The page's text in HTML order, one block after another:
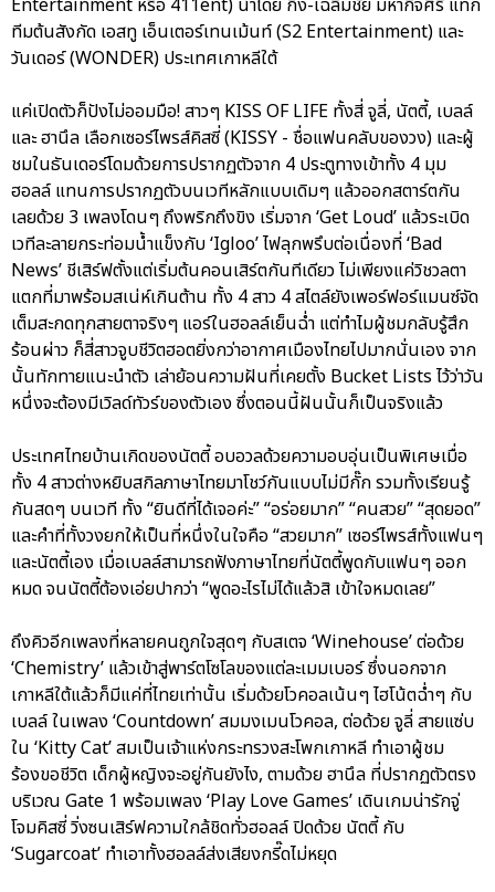
ทีมต้นสังกัด เอสทู เอ็นเตอร์เทนเม้นท์ (S2 Entertainment) และ
วันเดอร์ (WONDER) ประเทศเกาหลีใต้
แค่เปิดตัวก็ปังไม่ออมมือ! สาวๆ KISS OF LIFE ทั้งสี่ จูลี่, นัตตี้, เบลล์
และ ฮานึล เลือกเซอร์ไพรส์คิสซี่ (KISSY - ชื่อแฟนคลับของวง) และผู้
ชมในธันเดอร์โดมด้วยการปรากฏตัวจาก 4 ประตูทางเข้าทั้ง 4 มุม
ฮอลล์ แทนการปรากฏตัวบนเวทีหลักแบบเดิมๆ แล้วออกสตาร์ตกัน
เลยด้วย 3 เพลงโดนๆ ถึงพริกถึงขิง เริ่มจาก ‘Get Loud’ แล้วระเบิด
เวทีละลายกระท่อมน้ำแข็งกับ ‘Igloo’ ไฟลุกพรึบต่อเนื่องที่ ‘Bad
News’ ชีเสิร์ฟตั้งแต่เริ่มต้นคอนเสิร์ตกันทีเดียว ไม่เพียงแค่วิชวลตา
แตกที่มาพร้อมสเน่ห์เกินต้าน ทั้ง 4 สาว 4 สไตล์ยังเพอร์ฟอร์แมนซ์จัด
เต็มสะกดทุกสายตาจริงๆ แอร์ในฮอลล์เย็นฉ่ำ แต่ทำไมผู้ชมกลับรู้สึก
ร้อนผ่าว ก็สี่สาวจูบชีวิตฮอตยิ่งกว่าอากาศเมืองไทยไปมากนั่นเอง จาก
นั้นทักทายแนะนำตัว เล่าย้อนความฝันที่เคยตั้ง Bucket Lists ไว้ว่าวัน
หนึ่งจะต้องมีเวิลด์ทัวร์ของตัวเอง ซึ่งตอนนี้ฝันนั้นก็เป็นจริงแล้ว
ประเทศไทยบ้านเกิดของนัตตี้ อบอวลด้วยความอบอุ่นเป็นพิเศษเมื่อ
ทั้ง 4 สาวต่างหยิบสกิลภาษาไทยมาโชว์กันแบบไม่มีกั๊ก รวมทั้งเรียนรู้
กันสดๆ บนเวที ทั้ง “ยินดีที่ได้เจอค่ะ” “อร่อยมาก” “คนสวย” “สุดยอด”
และคำที่ทั้งวงยกให้เป็นที่หนึ่งในใจคือ “สวยมาก” เซอร์ไพรส์ทั้งแฟนๆ
และนัตตี้เอง เมื่อเบลล์สามารถฟังภาษาไทยที่นัตตี้พูดกับแฟนๆ ออก
หมด จนนัตตี้ต้องเอ่ยปากว่า “พูดอะไรไม่ได้แล้วสิ เข้าใจหมดเลย”
ถึงคิวอีกเพลงที่หลายคนถูกใจสุดๆ กับสเตจ ‘Winehouse’ ต่อด้วย
‘Chemistry’ แล้วเข้าสู่พาร์ตโซโลของแต่ละเมมเบอร์ ซึ่งนอกจาก
เกาหลีใต้แล้วก็มีแค่ที่ไทยเท่านั้น เริ่มด้วยโวคอลเน้นๆ ไฮโน้ตฉ่ำๆ กับ
เบลล์ ในเพลง ‘Countdown’ สมมงเมนโวคอล, ต่อด้วย จูลี่ สายแซ่บ
ใน ‘Kitty Cat’ สมเป็นเจ้าแห่งกระทรวงสะโพกเกาหลี ทำเอาผู้ชม
ร้องขอชีวิต เด็กผู้หญิงจะอยู่กันยังไง, ตามด้วย ฮานึล ที่ปรากฏตัวตรง
บริเวณ Gate 1 พร้อมเพลง ‘Play Love Games’ เดินเกมน่ารักจู่
โจมคิสซี่ วิ่งซนเสิร์ฟความใกล้ชิดทั่วฮอลล์ ปิดด้วย นัตตี้ กับ
‘Sugarcoat’ ทำเอาทั้งฮอลล์ส่งเสียงกรี๊ดไม่หยุด